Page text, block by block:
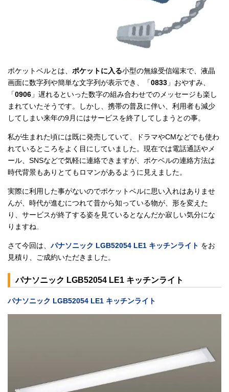
ポケットベルとは、 ポケットに入る小型の無線受信端末で、液晶
画面に数字列や簡単な文字列が表示でき、「0833 」おやすみ、
「0906 」遅れるといった数字の組み合わせでのメッセージも楽し
まれていたそうです。しかし、携帯の普及に伴い、利用者も減少
してしまい来年の9月にはサービスを終了してしまうとの事。
私が生まれた頃には既に発売していて、ドラマやCMなどでも使わ
れているところをよく目にしていました。現在では電話通話やメ
ール、SNSなどで気軽に連絡できますが、ポケベルの連絡方法は
時代背景もありとてもロマンがあるように見えました。
実際に利用した事がないのでポケットベルに思い入れはありませ
んが、時代が進むにつれて昔から知っている物が、形を変えた
り、サービスが終了する姿を見ているとなんだか寂しい気分にな
りますね。
さて今回は、 パナソニック LGB52054 LE1 キッチンライト をお
見積り、ご成約いただきました。
パナソニック LGB52054 LE1 キッチンライト
パナソニック LGB52054 LE1 キッチンライト